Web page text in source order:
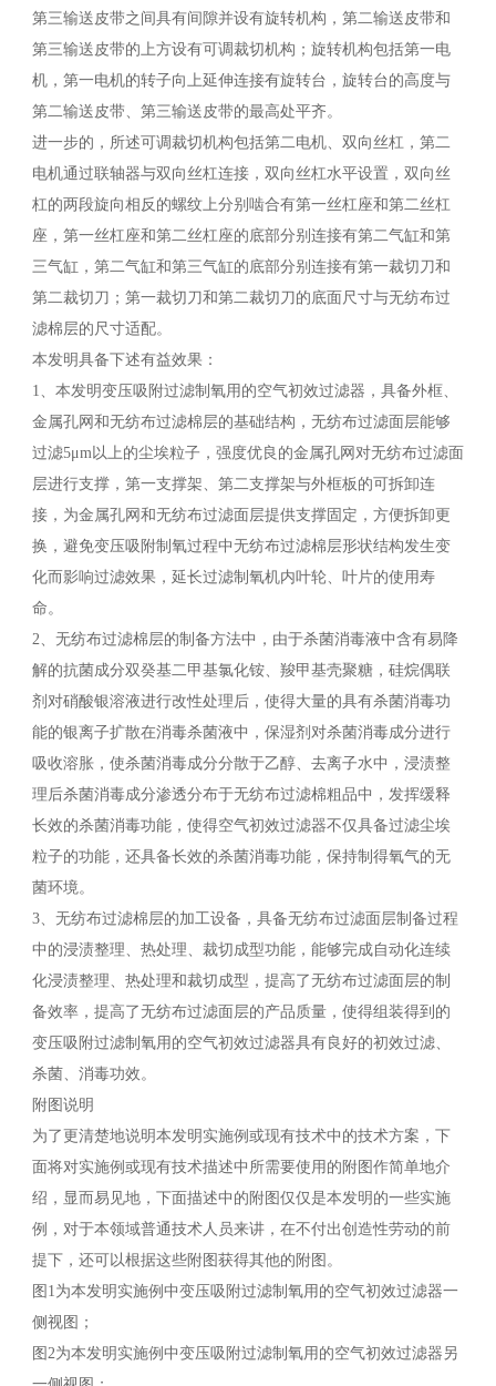
第三输送皮带之间具有间隙并设有旋转机构，第二输送皮带和
第三输送皮带的上方设有可调裁切机构；旋转机构包括第一电
机，第一电机的转子向上延伸连接有旋转台，旋转台的高度与
第二输送皮带、第三输送皮带的最高处平齐。
进一步的，所述可调裁切机构包括第二电机、双向丝杠，第二
电机通过联轴器与双向丝杠连接，双向丝杠水平设置，双向丝
杠的两段旋向相反的螺纹上分别啮合有第一丝杠座和第二丝杠
座，第一丝杠座和第二丝杠座的底部分别连接有第二气缸和第
三气缸，第二气缸和第三气缸的底部分别连接有第一裁切刀和
第二裁切刀；第一裁切刀和第二裁切刀的底面尺寸与无纺布过
滤棉层的尺寸适配。
本发明具备下述有益效果：
1、本发明变压吸附过滤制氧用的空气初效过滤器，具备外框、
金属孔网和无纺布过滤棉层的基础结构，无纺布过滤面层能够
过滤5μm以上的尘埃粒子，强度优良的金属孔网对无纺布过滤面
层进行支撑，第一支撑架、第二支撑架与外框板的可拆卸连
接，为金属孔网和无纺布过滤面层提供支撑固定，方便拆卸更
换，避免变压吸附制氧过程中无纺布过滤棉层形状结构发生变
化而影响过滤效果，延长过滤制氧机内叶轮、叶片的使用寿
命。
2、无纺布过滤棉层的制备方法中，由于杀菌消毒液中含有易降
解的抗菌成分双癸基二甲基氯化铵、羧甲基壳聚糖，硅烷偶联
剂对硝酸银溶液进行改性处理后，使得大量的具有杀菌消毒功
能的银离子扩散在消毒杀菌液中，保湿剂对杀菌消毒成分进行
吸收溶胀，使杀菌消毒成分分散于乙醇、去离子水中，浸渍整
理后杀菌消毒成分渗透分布于无纺布过滤棉粗品中，发挥缓释
长效的杀菌消毒功能，使得空气初效过滤器不仅具备过滤尘埃
粒子的功能，还具备长效的杀菌消毒功能，保持制得氧气的无
菌环境。
3、无纺布过滤棉层的加工设备，具备无纺布过滤面层制备过程
中的浸渍整理、热处理、裁切成型功能，能够完成自动化连续
化浸渍整理、热处理和裁切成型，提高了无纺布过滤面层的制
备效率，提高了无纺布过滤面层的产品质量，使得组装得到的
变压吸附过滤制氧用的空气初效过滤器具有良好的初效过滤、
杀菌、消毒功效。
附图说明
为了更清楚地说明本发明实施例或现有技术中的技术方案，下
面将对实施例或现有技术描述中所需要使用的附图作简单地介
绍，显而易见地，下面描述中的附图仅仅是本发明的一些实施
例，对于本领域普通技术人员来讲，在不付出创造性劳动的前
提下，还可以根据这些附图获得其他的附图。
图1为本发明实施例中变压吸附过滤制氧用的空气初效过滤器一
侧视图；
图2为本发明实施例中变压吸附过滤制氧用的空气初效过滤器另